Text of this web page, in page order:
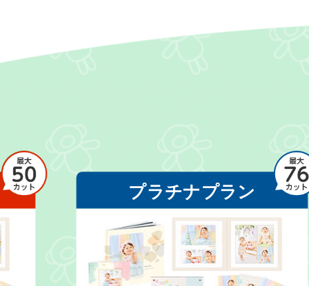
プラチナプラン